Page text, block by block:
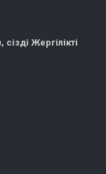
Жергілікті